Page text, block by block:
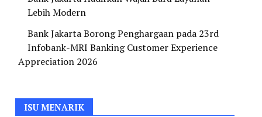
Lebih Modern
Bank Jakarta Borong Penghargaan pada 23rd
Infobank-MRI Banking Customer Experience
Appreciation 2026
ISU MENARIK